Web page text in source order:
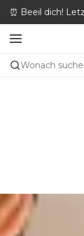
⏰ Beeil dich!
Wonach